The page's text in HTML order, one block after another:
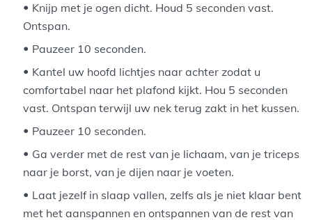
Knijp met je ogen dicht. Houd 5 seconden vast.
Ontspan.
Pauzeer 10 seconden.
Kantel uw hoofd lichtjes naar achter zodat u
comfortabel naar het plafond kijkt. Hou 5 seconden
vast. Ontspan terwijl uw nek terug zakt in het kussen.
Pauzeer 10 seconden.
Ga verder met de rest van je lichaam, van je triceps
naar je borst, van je dijen naar je voeten.
Laat jezelf in slaap vallen, zelfs als je niet klaar bent
met het aanspannen en ontspannen van de rest van